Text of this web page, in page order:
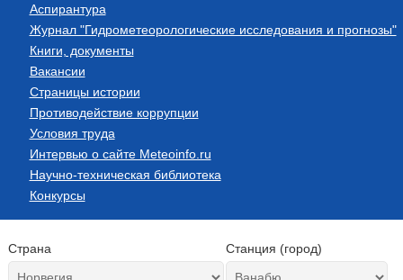
Аспирантура
Журнал "Гидрометеорологические исследования и прогнозы"
Книги, документы
Вакансии
Страницы истории
Противодействие коррупции
Условия труда
Интервью о сайте Meteoinfo.ru
Научно-техническая библиотека
Конкурсы
Страна Станция (город)